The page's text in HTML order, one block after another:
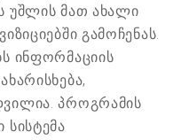
უშლის მათ ახალი
გამოჩენას.
ინფორმაციის
პროგრამის
სისტემა